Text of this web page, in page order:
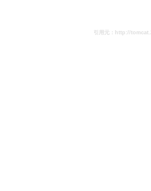
引用元：http://